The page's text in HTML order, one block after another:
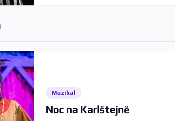
Muzikál
Noc na Karlštejně